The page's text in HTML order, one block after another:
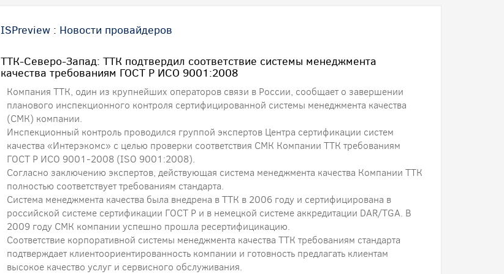
ISPreview : Новости провайдеров
ТТК-Северо-Запад: ТТК подтвердил соответствие системы менеджмента
качества требованиям ГОСТ Р ИСО 9001:2008
Компания ТТК, один из крупнейших операторов связи в России, сообщает о завершении
планового инспекционного контроля сертифицированной системы менеджмента качества
(СМК) компании.
Инспекционный контроль проводился группой экспертов Центра сертификации систем
качества «Интерэкомс» с целью проверки соответствия СМК Компании ТТК требованиям
ГОСТ Р ИСО 9001-2008 (ISO 9001:2008).
Согласно заключению экспертов, действующая система менеджмента качества Компании ТТК
полностью соответствует требованиям стандарта.
Система менеджмента качества была внедрена в ТТК в 2006 году и сертифицирована в
российской системе сертификации ГОСТ Р и в немецкой системе аккредитации DAR/TGA. В
2009 году СМК компании успешно прошла ресертифицикацию.
Соответствие корпоративной системы менеджмента качества ТТК требованиям стандарта
подтверждает клиентоориентированность компании и готовность предлагать клиентам
высокое качество услуг и сервисного обслуживания.